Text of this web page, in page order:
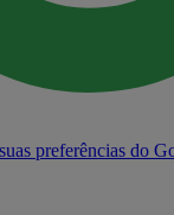
preferências do